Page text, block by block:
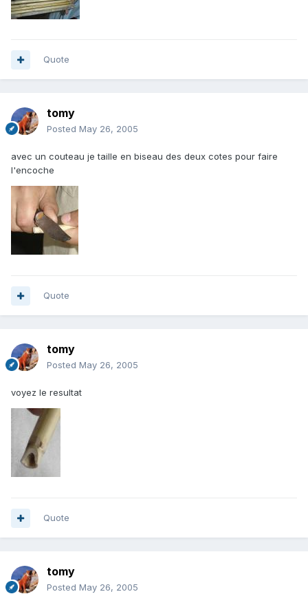
Quote
tomy
Posted May 26, 2005
avec un couteau je taille en biseau des deux cotes pour faire
l'encoche
Quote
tomy
Posted May 26, 2005
voyez le resultat
Quote
tomy
Posted May 26, 2005